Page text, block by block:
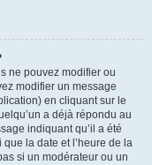
ne pouvez modifier ou
modifier un message
en cliquant sur le
a déjà répondu au
indiquant qu’il a été
la date et l’heure de la
si un modérateur ou un